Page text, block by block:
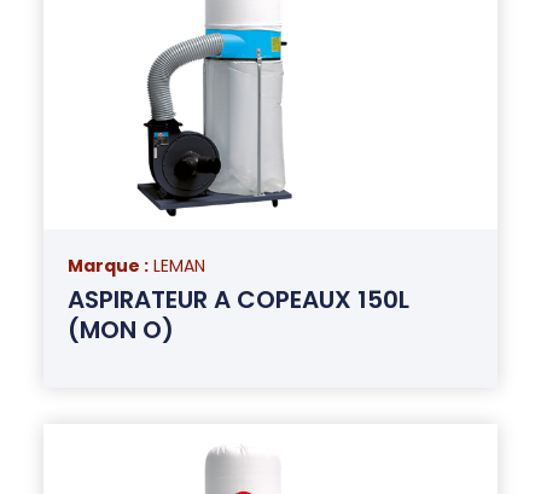
Marque : LEMAN
ASPIRATEUR A COPEAUX 150L
(MON O)